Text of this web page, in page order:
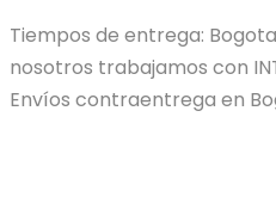
Tiempos de entrega:
nosotros trabajamos con
Envíos contraentrega en